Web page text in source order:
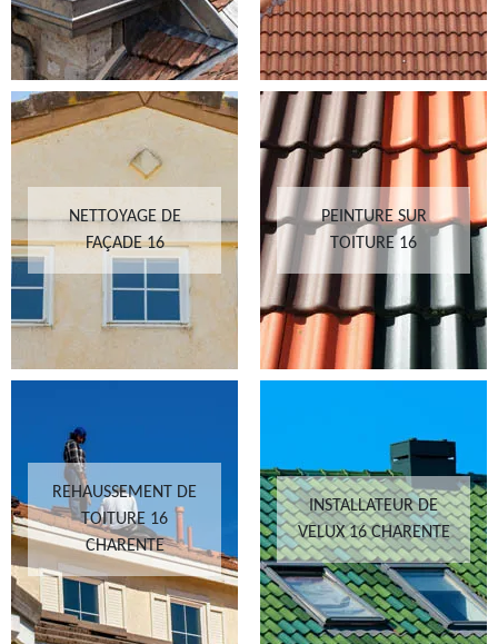
NETTOYAGE DE
FAÇADE 16
PEINTURE SUR
TOITURE 16
REHAUSSEMENT DE
TOITURE 16
CHARENTE
INSTALLATEUR DE
VELUX 16 CHARENTE